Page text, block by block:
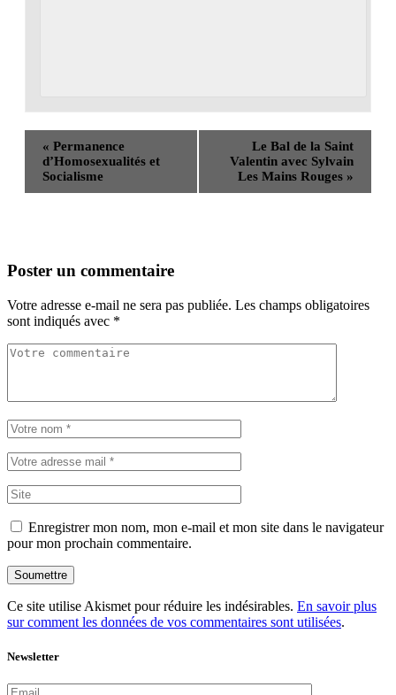
« Permanence
d’Homosexualités et
Socialisme
Le Bal de la Saint
Valentin avec Sylvain
Les Mains Rouges »
Poster un commentaire
Votre adresse e-mail ne sera pas publiée. Les champs obligatoires
sont indiqués avec *
Enregistrer mon nom, mon e-mail et mon site dans le navigateur
pour mon prochain commentaire.
Soumettre
Ce site utilise Akismet pour réduire les indésirables. En savoir plus
sur comment les données de vos commentaires sont utilisées.
Newsletter